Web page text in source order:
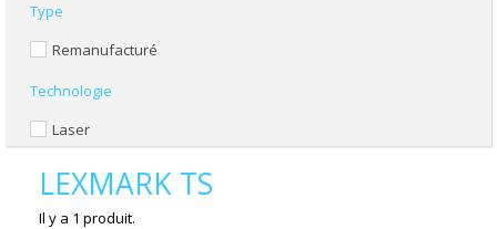
Type
Remanufacturé
Technologie
Laser
LEXMARK TS
Il y a 1 produit.